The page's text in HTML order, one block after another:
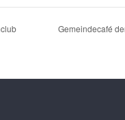
Gemeindecafé